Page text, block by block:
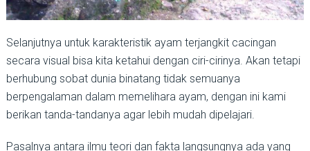
Selanjutnya untuk karakteristik ayam terjangkit cacingan
secara visual bisa kita ketahui dengan ciri-cirinya. Akan tetapi
berhubung sobat dunia binatang tidak semuanya
berpengalaman dalam memelihara ayam, dengan ini kami
berikan tanda-tandanya agar lebih mudah dipelajari.
Pasalnya antara ilmu teori dan fakta langsungnya ada yang